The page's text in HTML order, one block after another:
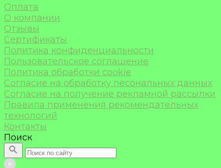
Оплата
О компании
Отзывы
Сертификаты
Политика конфиденциальности
Пользовательское соглашение
Политика обработки cookie
Согласие на обработку песональных данных
Согласие на получение рекламной рассылки
Правила применения рекомендательных
технологий
Контакты
Поиск